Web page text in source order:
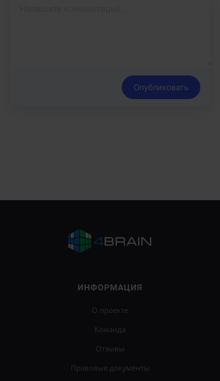
Опубликовать
ИНФОРМАЦИЯ
О проекте
Команда
Отзывы
Правовые документы